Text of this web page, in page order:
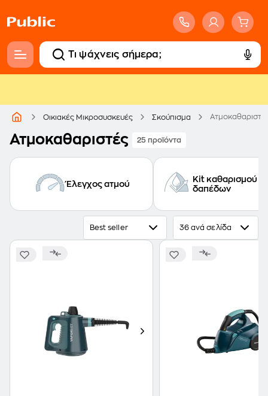
Οικιακές Μικροσυσκευές Σκούπισμα
Ατμοκαθαριστές 25 προϊόντα
Έλεγχος ατμού
Kit καθαρισμού
δαπέδων
Best seller 36 ανά σελίδα